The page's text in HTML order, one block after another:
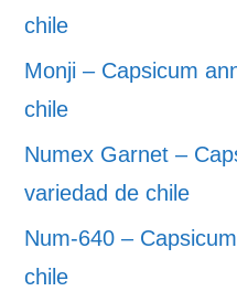
chile
Monji – Capsicum
chile
Numex Garnet –
variedad de chile
Num-640 –
chile